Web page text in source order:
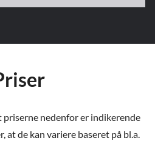
nedenfor er indikerende
at de kan variere baseret på bl.a.